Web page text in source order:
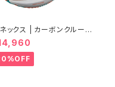
ックス | カーボンクルーズ
ラス | ピーチ | Women